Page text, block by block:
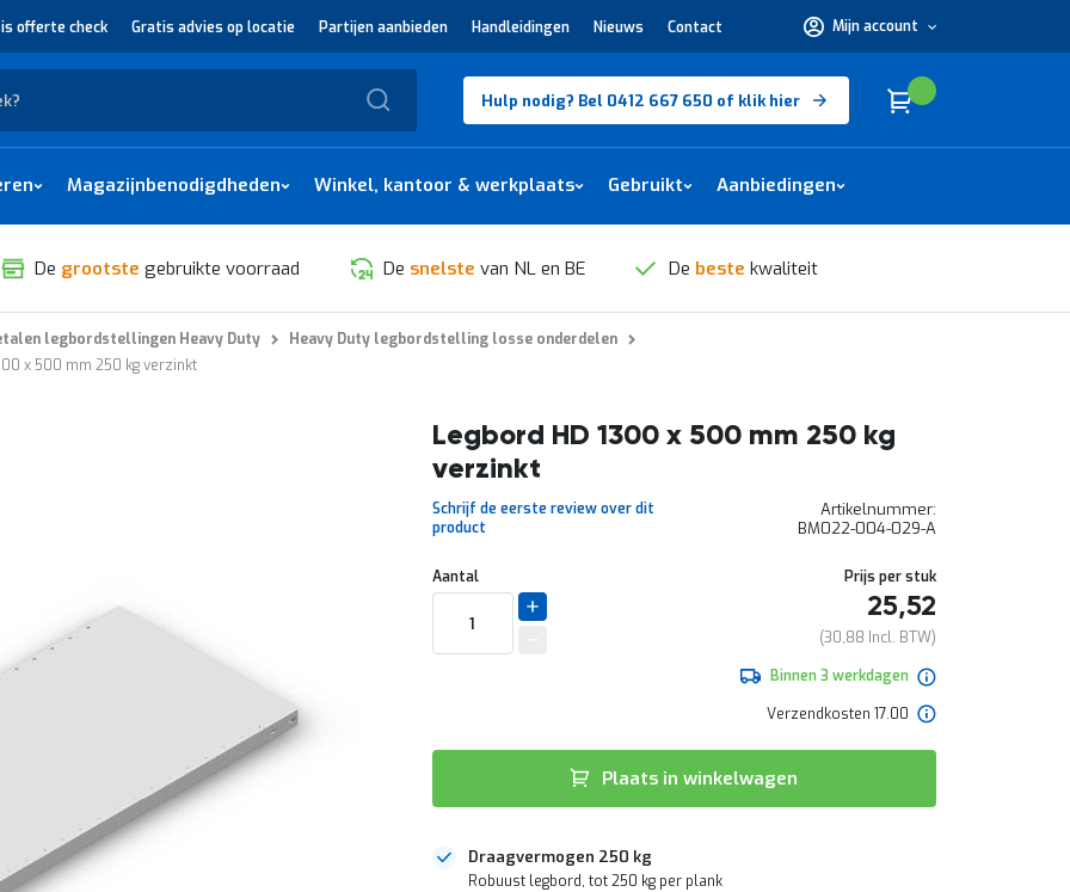
offerte check Gratis advies op locatie Partijen aanbieden Handleidingen Nieuws Contact Mijn account
nodig?
Hulp nodig? Bel 0412 667 650 of klik hier Winkelwagen
Cart
Magazijnbenodigdheden Winkel, kantoor & werkplaats Gebruikt Aanbiedingen
De grootste gebruikte voorraad De snelste van NL en BE De beste kwaliteit
legbordstellingen Heavy Duty
Heavy Duty legbordstelling losse onderdelen
x 500 mm 250 kg verzinkt
Legbord HD 1300 x 500 mm 250 kg
verzinkt
Schrijf de eerste review over dit
product
Artikelnummer
BM022-004-029-A
Aantal Prijs per stuk
25,52
30,88
Binnen 3 werkdagen
Verzendkosten 17.00
Plaats in winkelwagen
Draagvermogen 250 kg
Robuust legbord, tot 250 kg per plank